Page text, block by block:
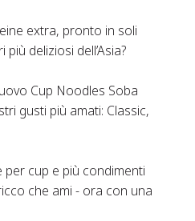
extra, pronto in soli
deliziosi dell’Asia?
Cup Noodles Soba
gusti più amati: Classic,
cup e più condimenti
che ami - ora con una